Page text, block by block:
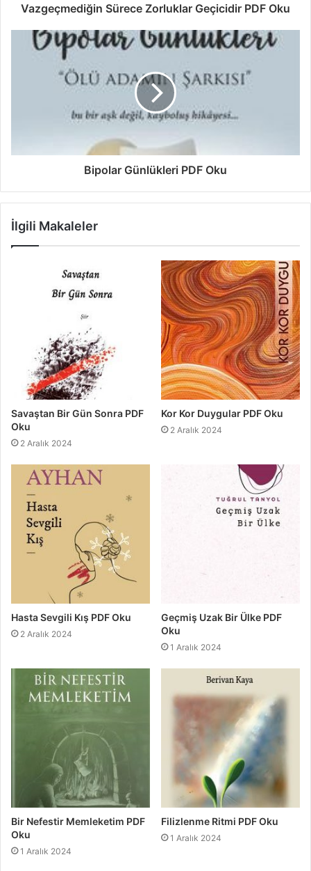
Vazgeçmediğin Sürece Zorluklar Geçicidir PDF Oku
Bipolar Günlükleri PDF Oku
İlgili Makaleler
Savaştan Bir Gün Sonra PDF
Oku
2 Aralık 2024
Kor Kor Duygular PDF Oku
2 Aralık 2024
Hasta Sevgili Kış PDF Oku
2 Aralık 2024
Geçmiş Uzak Bir Ülke PDF
Oku
1 Aralık 2024
Bir Nefestir Memleketim PDF
Oku
1 Aralık 2024
Filizlenme Ritmi PDF Oku
1 Aralık 2024